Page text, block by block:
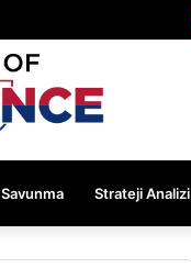
Savunma Strateji Analizi